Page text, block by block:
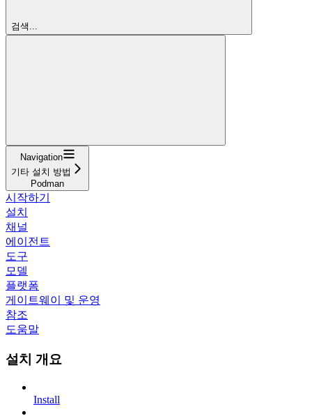
검색...
Navigation
기타 설치 방법
Podman
시작하기
설치
채널
에이전트
도구
모델
플랫폼
게이트웨이 및 운영
참조
도움말
설치 개요
Install